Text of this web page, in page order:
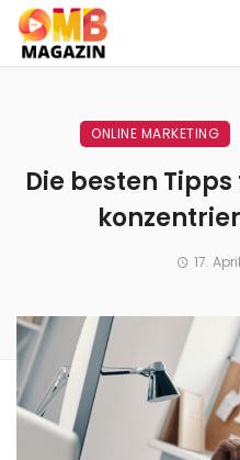
ONLINE MARKETING
Die besten
17.